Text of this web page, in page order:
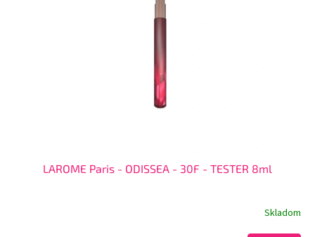
LAROME Paris - ODISSEA - 30F - TESTER 8ml
Skladom